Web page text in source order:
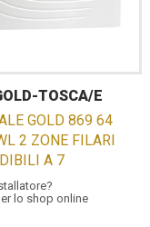
TOSCA/E
GOLD 869 64
2 ZONE FILARI
A 7
lo shop online